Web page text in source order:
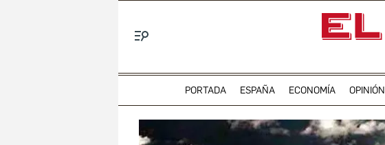
PORTADA ESPAÑA ECONOMÍA OPINIÓN